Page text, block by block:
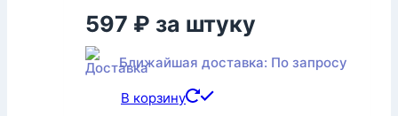
597 ₽ за штуку
Ближайшая доставка: По запросу
В корзину